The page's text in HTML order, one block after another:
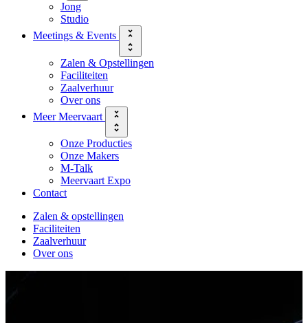
Jong
Studio
Meetings & Events
Zalen & Opstellingen
Faciliteiten
Zaalverhuur
Over ons
Meer Meervaart
Onze Producties
Onze Makers
M-Talk
Meervaart Expo
Contact
Zalen & opstellingen
Faciliteiten
Zaalverhuur
Over ons